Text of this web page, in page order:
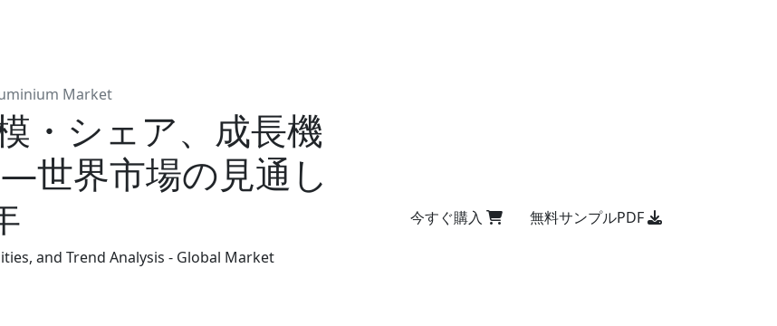
Market
・シェア、成長機
世界市場の見通し
and Trend Analysis - Global Market
今すぐ購入 無料サンプルPDF